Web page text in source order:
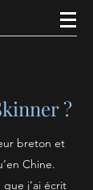
?
breton et
Chine.
que j’ai écrit